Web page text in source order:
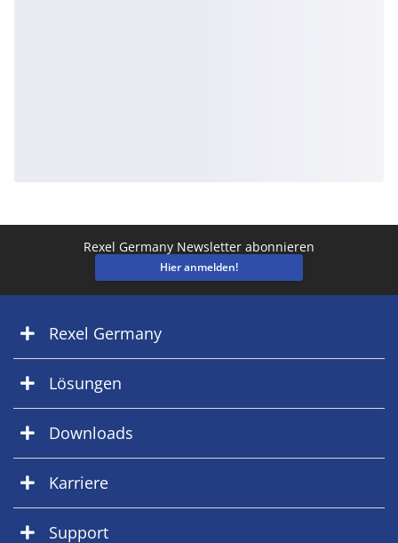
Rexel Germany Newsletter abonnieren
Hier anmelden!
Rexel Germany
Lösungen
Downloads
Karriere
Support